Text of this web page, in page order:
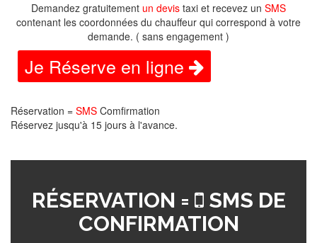
Demandez gratuitement un devis taxi et recevez un SMS
contenant les coordonnées du chauffeur qui correspond à votre
demande. ( sans engagement )
Je Réserve en ligne
Réservation = SMS Comfirmation
Réservez jusqu'à 15 jours à l'avance.
RÉSERVATION =
SMS DE
CONFIRMATION